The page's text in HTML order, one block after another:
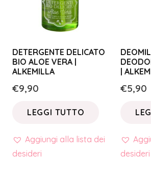
DETERGENTE DELICATO
BIO ALOE VERA |
ALKEMILLA
€9,90
LEGGI TUTTO
Aggiungi alla lista dei
desideri
|
€5,90
desideri